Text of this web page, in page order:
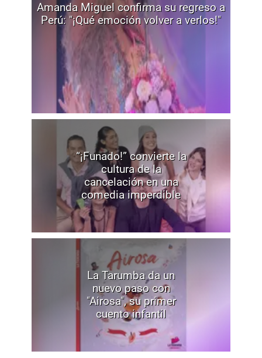
Amanda Miguel confirma su regreso a
Perú: "¡Qué emoción volver a verlos!"
“¡Funado!” convierte la
cultura de la
cancelación en una
comedia imperdible
La Tarumba da un
nuevo paso con
"Airosa", su primer
cuento infantil